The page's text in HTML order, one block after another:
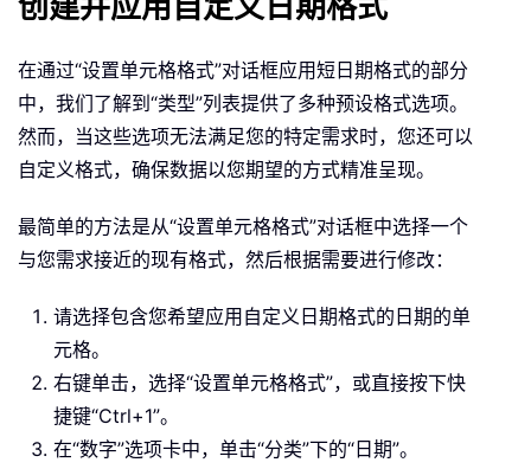
在通过“设置单元格格式”对话框应用短日期格式的部分
中，我们了解到“类型”列表提供了多种预设格式选项。
然而，当这些选项无法满足您的特定需求时，您还可以
自定义格式，确保数据以您期望的方式精准呈现。
最简单的方法是从“设置单元格格式”对话框中选择一个
与您需求接近的现有格式，然后根据需要进行修改：
请选择包含您希望应用自定义日期格式的日期的单
元格。
右键单击，选择“设置单元格格式”，或直接按下快
捷键“Ctrl+1”。
在“数字”选项卡中，单击“分类”下的“日期”。